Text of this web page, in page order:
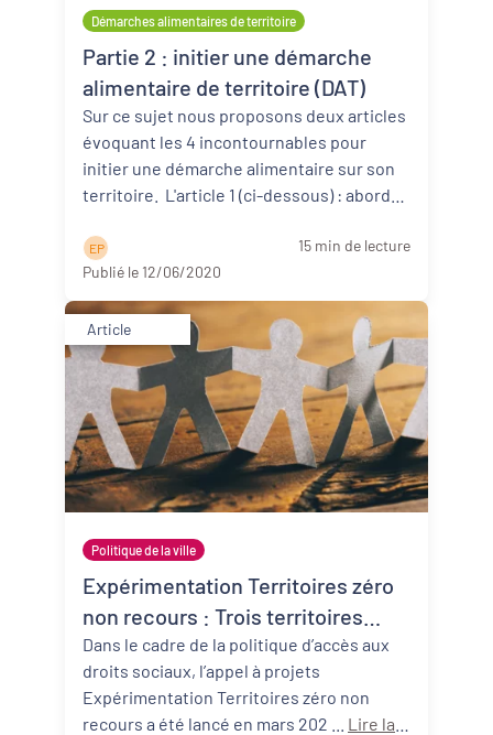
Démarches alimentaires de territoire
Partie 2 : initier une démarche
alimentaire de territoire (DAT)
Sur ce sujet nous proposons deux articles
évoquant les 4 incontournables pour
initier une démarche alimentaire sur son
territoire. L'article 1 (ci-dessous) : aborde
E P
15 min de lecture
Publié le 12/06/2020
Article
Politique de la ville
Expérimentation Territoires zéro
non recours : Trois territoires
néo-aquitains participants !
Dans le cadre de la politique d’accès aux
droits sociaux, l’appel à projets
Expérimentation Territoires zéro non
Lire la